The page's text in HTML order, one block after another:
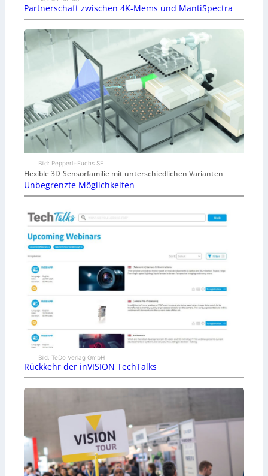
Partnerschaft zwischen 4K-Mems und MantiSpectra
Bild: Pepperl+Fuchs SE
Flexible 3D-Sensorfamilie mit unterschiedlichen Varianten
Unbegrenzte Möglichkeiten
Bild: TeDo Verlag GmbH
Rückkehr der inVISION TechTalks